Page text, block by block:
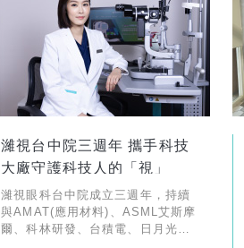
濰視台中院三週年 攜手科技
大廠守護科技人的「視」
濰視眼科台中院成立三週年，持續
與AMAT(應用材料)、ASML艾斯摩
爾、科林研發、台積電、日月光、